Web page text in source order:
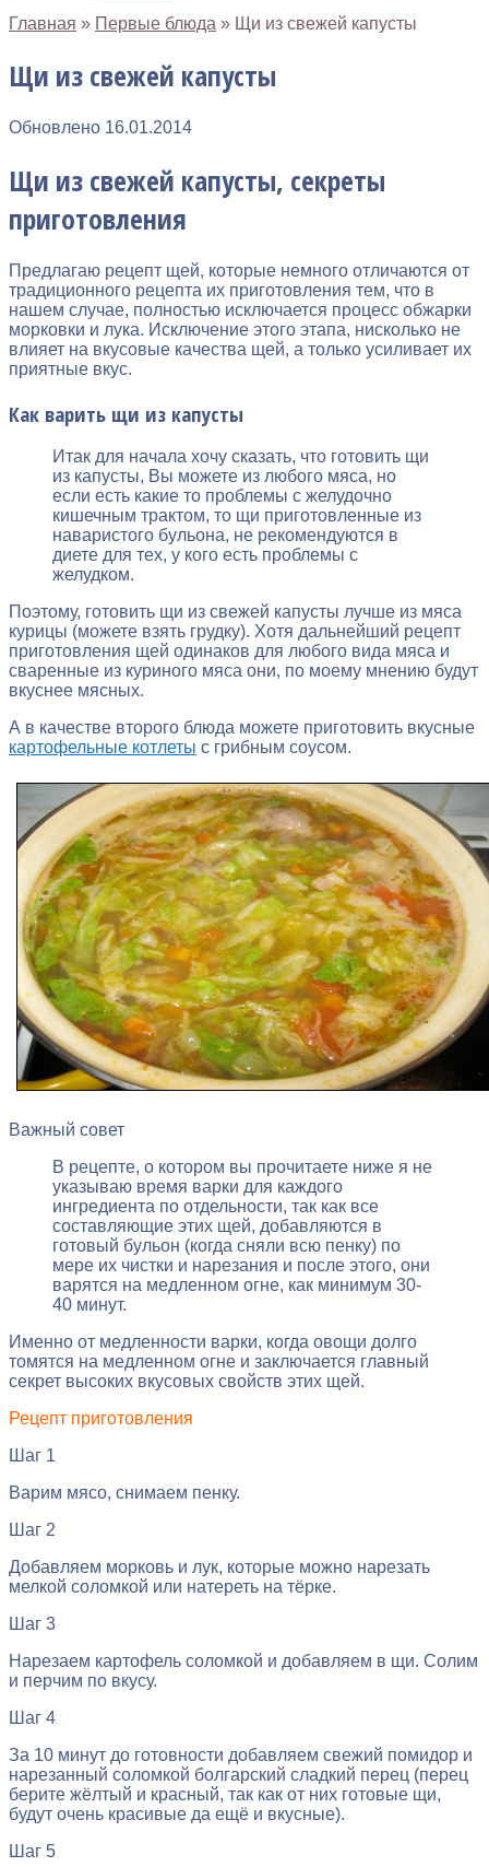
Главная » Первые блюда » Щи из свежей капусты
Щи из свежей капусты
Обновлено 16.01.2014
Щи из свежей капусты, секреты
приготовления
Предлагаю рецепт щей, которые немного отличаются от
традиционного рецепта их приготовления тем, что в
нашем случае, полностью исключается процесс обжарки
морковки и лука. Исключение этого этапа, нисколько не
влияет на вкусовые качества щей, а только усиливает их
приятные вкус.
Как варить щи из капусты
Итак для начала хочу сказать, что готовить щи
из капусты, Вы можете из любого мяса, но
если есть какие то проблемы с желудочно
кишечным трактом, то щи приготовленные из
наваристого бульона, не рекомендуются в
диете для тех, у кого есть проблемы с
желудком.
Поэтому, готовить щи из свежей капусты лучше из мяса
курицы (можете взять грудку). Хотя дальнейший рецепт
приготовления щей одинаков для любого вида мяса и
сваренные из куриного мяса они, по моему мнению будут
вкуснее мясных.
А в качестве второго блюда можете приготовить вкусные
картофельные котлеты с грибным соусом.
Важный совет
В рецепте, о котором вы прочитаете ниже я не
указываю время варки для каждого
ингредиента по отдельности, так как все
составляющие этих щей, добавляются в
готовый бульон (когда сняли всю пенку) по
мере их чистки и нарезания и после этого, они
варятся на медленном огне, как минимум 30-
40 минут.
Именно от медленности варки, когда овощи долго
томятся на медленном огне и заключается главный
секрет высоких вкусовых свойств этих щей.
Рецепт приготовления
Шаг 1
Варим мясо, снимаем пенку.
Шаг 2
Добавляем морковь и лук, которые можно нарезать
мелкой соломкой или натереть на тёрке.
Шаг 3
Нарезаем картофель соломкой и добавляем в щи. Солим
и перчим по вкусу.
Шаг 4
За 10 минут до готовности добавляем свежий помидор и
нарезанный соломкой болгарский сладкий перец (перец
берите жёлтый и красный, так как от них готовые щи,
будут очень красивые да ещё и вкусные).
Шаг 5